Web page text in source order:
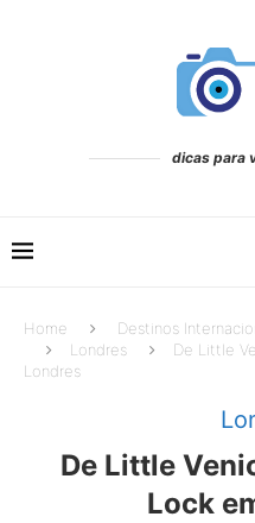
dicas para
Home Destinos
Londres
De Little
Londres
De Little
Lock